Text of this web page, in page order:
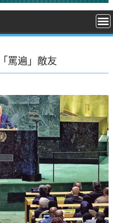
罵遍」敵友